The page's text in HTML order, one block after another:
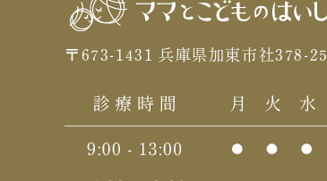
〒673-1431 兵庫県加東市社378-25